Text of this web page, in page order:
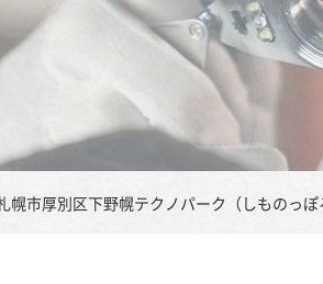
計 ブランド品
家具
幌市厚別区下野幌テクノパーク（しものっ